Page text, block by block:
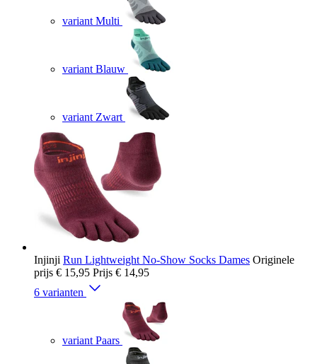
variant Multi
variant Blauw
variant Zwart
Injinji Run Lightweight No-Show Socks Dames Originele
prijs € 15,95 Prijs € 14,95
6 varianten
variant Paars